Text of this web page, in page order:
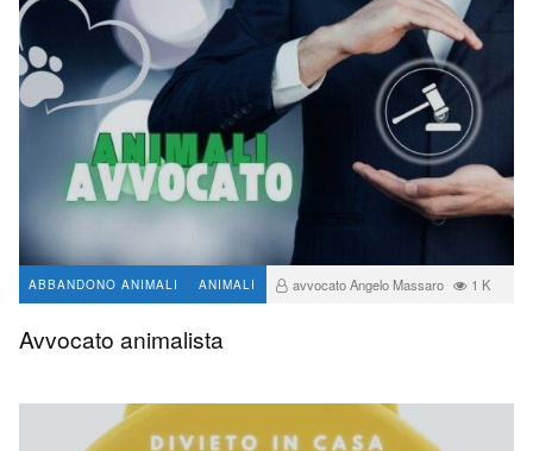
ABBANDONO ANIMALI ANIMALI avvocato Angelo Massaro 1 K
Avvocato animalista